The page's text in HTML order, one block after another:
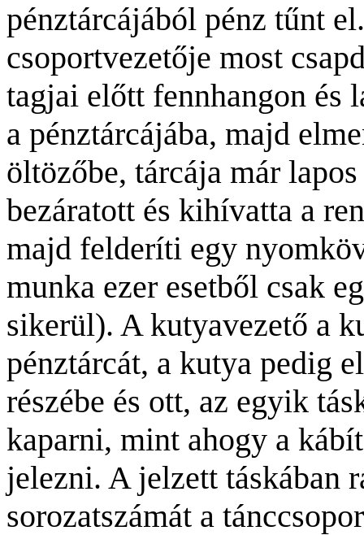
pénztárcájából pénz tűnt
csoportvezetője most
tagjai előtt fennhangon és
a pénztárcájába, majd
öltözőbe, tárcája már
bezáratott és kihívatta a
majd felderíti egy
munka ezer esetből csak
sikerül). A kutyavezető a
pénztárcát, a kutya pedig
részébe és ott, az egyik
kaparni, mint ahogy a
jelezni. A jelzett táskában
sorozatszámát a